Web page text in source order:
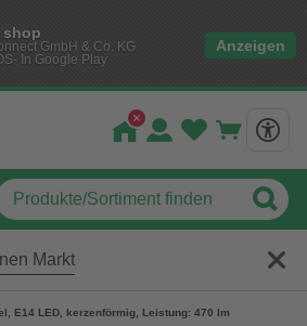
shop
GmbH & Co. KG
In Google Play
Anzeigen
Markt
E14 LED, kerzenförmig, Leistung: 470 lm